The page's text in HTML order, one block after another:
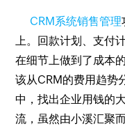
CRM系统销售管理
上。回款计划、支付
在细节上做到了成本
该从CRM的费用趋势
中，找出企业用钱的
流，虽然由小溪汇聚